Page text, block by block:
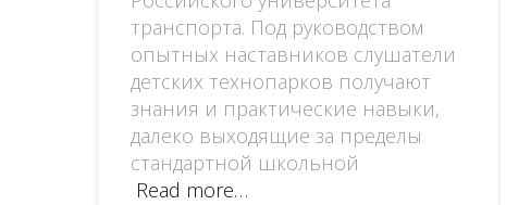
транспорта. Под руко­вод­ством
опытных наставников слушатели
детских технопарков полу­чают
знания и практические навыки,
далеко выходящие за пределы
стандартной школьной
Read more…